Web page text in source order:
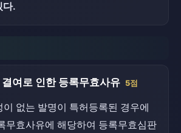
다.
여로 인한 등록무효사유 5점
이 없는 발명이 특허등록된 경우에
무효사유에 해당하여 등록무효심판